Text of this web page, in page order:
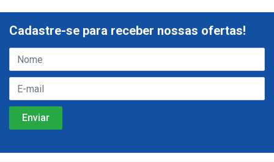
Cadastre-se para receber nossas ofertas!